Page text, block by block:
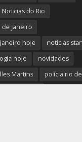
Noticias do Rio
de Janeiro
hoje
notícias
hoje
novidades
Martins
polícia rio